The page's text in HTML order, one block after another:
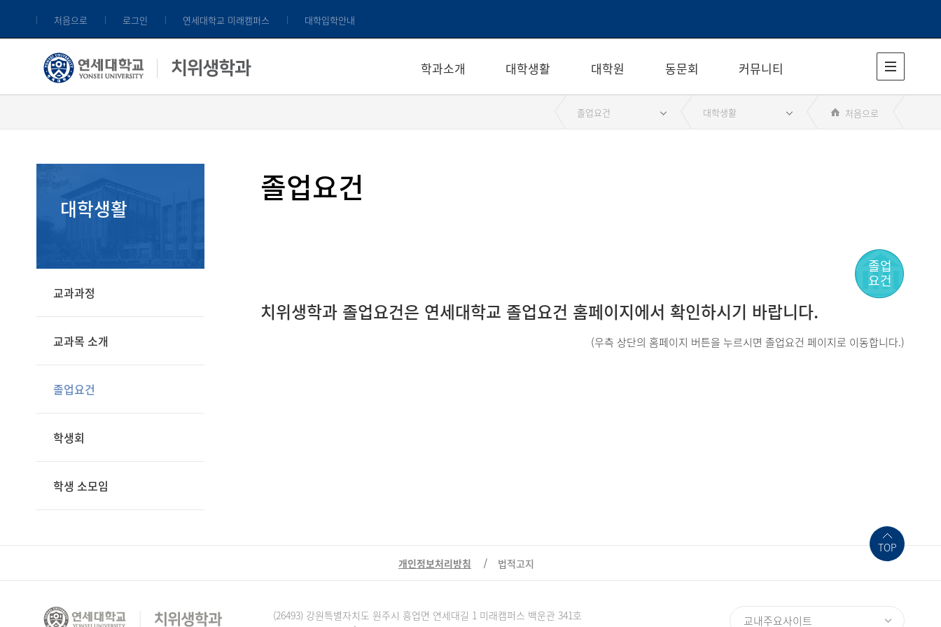
처음으로 로그인 연세대학교 미래캠퍼스 대학입학안내
학과소개 대학생활 대학원 동문회 커뮤니티
처음으로
대학생활
졸업요건
대학생활
교과과정
교과목 소개
졸업요건
학생회
학생 소모임
졸업요건
졸업
요건
치위생학과 졸업요건은 연세대학교 졸업요건 홈페이지에서 확인하시기 바랍니다.
(우측 상단의 홈페이지 버튼을 누르시면 졸업요건 페이지로 이동합니다.)
개인정보처리방침 법적고지
(26493) 강원특별자치도 원주시 흥업면 연세대길 1 미래캠퍼스 백운관 341호 교내주요사이트
TOP